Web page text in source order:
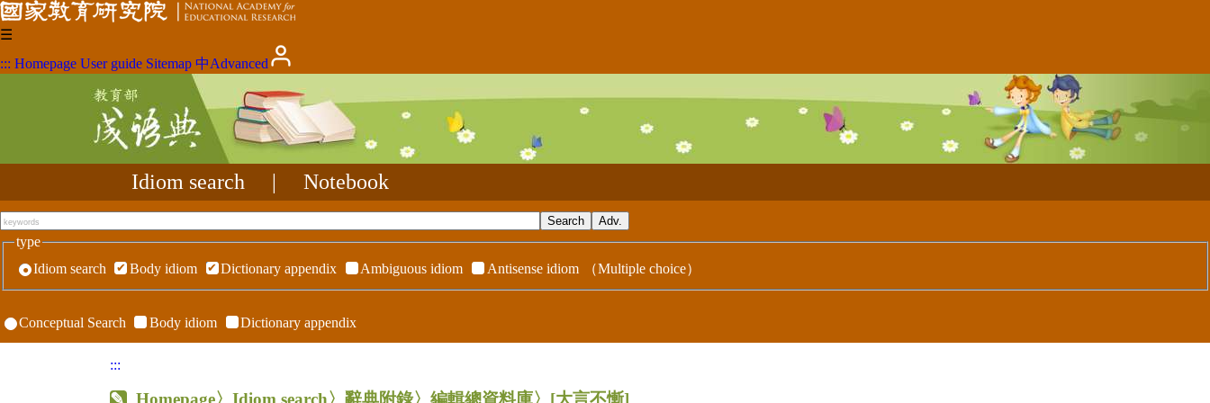
☰
::: Homepage User guide Sitemap 中Advanced
Idiom search Notebook
type
Idiom search
Body idiom Dictionary appendix Ambiguous idiom Antisense idiom （Multiple choice）
Conceptual Search Body idiom Dictionary appendix
:::
Homepage〉Idiom search〉辭典附錄〉編輯總資料庫〉 [大言不慚]